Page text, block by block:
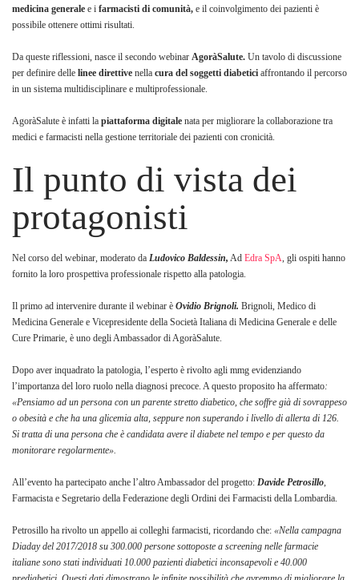
medicina generale e i farmacisti di comunità, e il coinvolgimento dei pazienti è
possibile ottenere ottimi risultati.
Da queste riflessioni, nasce il secondo webinar AgoràSalute. Un tavolo di discussione
per definire delle linee direttive nella cura del soggetti diabetici affrontando il percorso
in un sistema multidisciplinare e multiprofessionale.
AgoràSalute è infatti la piattaforma digitale nata per migliorare la collaborazione tra
medici e farmacisti nella gestione territoriale dei pazienti con cronicità.
Il punto di vista dei
protagonisti
Nel corso del webinar, moderato da Ludovico Baldessin, Ad Edra SpA, gli ospiti hanno
fornito la loro prospettiva professionale rispetto alla patologia.
Il primo ad intervenire durante il webinar è Ovidio Brignoli. Brignoli, Medico di
Medicina Generale e Vicepresidente della Società Italiana di Medicina Generale e delle
Cure Primarie, è uno degli Ambassador di AgoràSalute.
Dopo aver inquadrato la patologia, l’esperto è rivolto agli mmg evidenziando
l’importanza del loro ruolo nella diagnosi precoce. A questo proposito ha affermato:
«Pensiamo ad un persona con un parente stretto diabetico, che soffre già di sovrappeso
o obesità e che ha una glicemia alta, seppure non superando i livello di allerta di 126.
Si tratta di una persona che è candidata avere il diabete nel tempo e per questo da
monitorare regolarmente».
All’evento ha partecipato anche l’altro Ambassador del progetto: Davide Petrosillo,
Farmacista e Segretario della Federazione degli Ordini dei Farmacisti della Lombardia.
Petrosillo ha rivolto un appello ai colleghi farmacisti, ricordando che: «Nella campagna
Diaday del 2017/2018 su 300.000 persone sottoposte a screening nelle farmacie
italiane sono stati individuati 10.000 pazienti diabetici inconsapevoli e 40.000